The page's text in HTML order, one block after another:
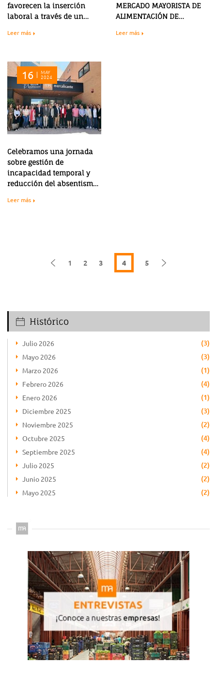
favorecen la inserción
laboral a través de un
alimentaria.
Leer más
MERCADO MAYORISTA DE
ALIMENTACIÓN DE
Leer más
16 MAY
2024
Celebramos una jornada
sobre gestión de
incapacidad temporal y
reducción del absentismo
Leer más
1 2 3 4 5
Histórico
Julio 2026 (3)
Mayo 2026 (3)
Marzo 2026 (1)
Febrero 2026 (4)
Enero 2026 (1)
Diciembre 2025 (3)
Noviembre 2025 (2)
Octubre 2025 (4)
Septiembre 2025 (4)
Julio 2025 (2)
Junio 2025 (2)
Mayo 2025 (2)